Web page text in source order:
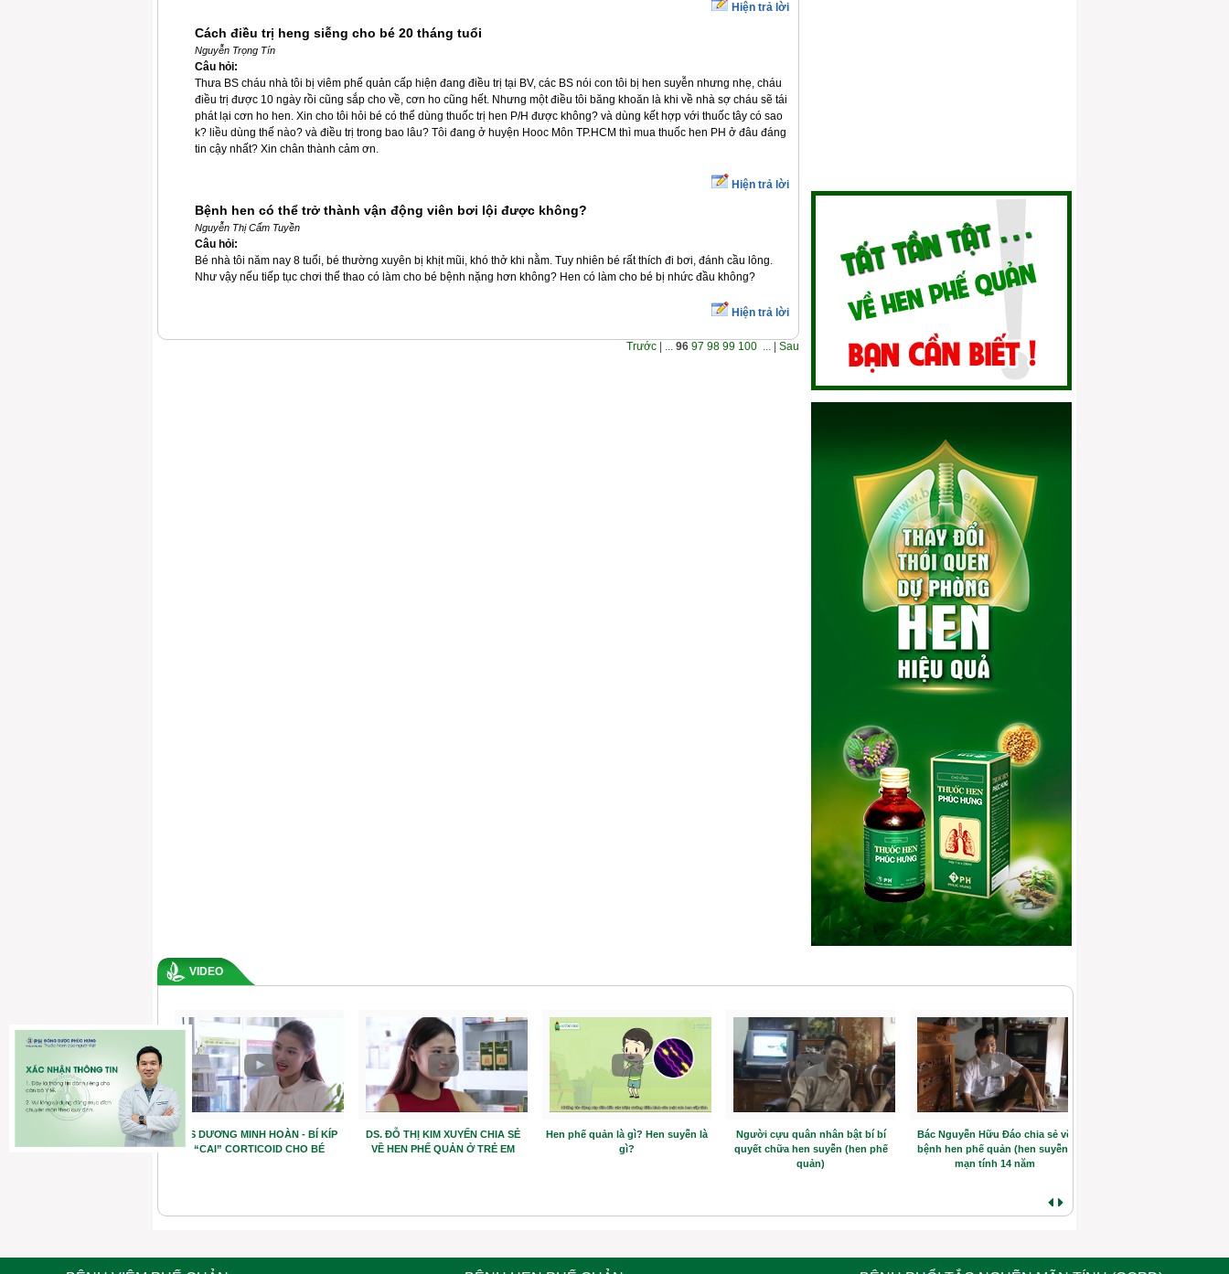
Hiện trả lời
Cách điều trị heng siễng cho bé 20 tháng tuổi
Nguyễn Trọng Tín
Câu hỏi:
Thưa BS cháu nhà tôi bị viêm phế quản cấp hiện đang điều trị tại BV, các BS nói con tôi bị hen suyễn nhưng nhẹ, cháu
điều trị được 10 ngày rồi cũng sắp cho về, cơn ho cũng hết. Nhưng một điều tôi băng khoăn là khi về nhà sợ cháu sẽ tái
phát lại cơn ho hen. Xin cho tôi hỏi bé có thể dùng thuốc trị hen P/H được không? và dùng kết hợp với thuốc tây có sao
k? liều dùng thế nào? và điều trị trong bao lâu? Tôi đang ở huyện Hooc Môn TP.HCM thì mua thuốc hen PH ở đâu đáng
tin cậy nhất? Xin chân thành cảm ơn.
Hiện trả lời
Bệnh hen có thể trở thành vận động viên bơi lội được không?
Nguyễn Thị Cẩm Tuyền
Câu hỏi:
Bé nhà tôi năm nay 8 tuổi, bé thường xuyên bị khịt mũi, khó thở khi nằm. Tuy nhiên bé rất thích đi bơi, đánh cầu lông.
Như vậy nếu tiếp tục chơi thể thao có làm cho bé bệnh nặng hơn không? Hen có làm cho bé bị nhức đầu không?
Hiện trả lời
Trước ... 96 97 98 99 100 ... Sau
hen
Điều trị dự phòng hen phế quản bằng
thuốc hen thảo dược
Xử lý cơn cấp tính đúng cách
Sai lầm trong điều trị hen phế quản
Hen phế quản và nỗi lo tác dụng phụ của
Kết hợp điều trị hen phế quản theo Đông
y & Tây y
VIDEO
Anh Trần Ngọc Lưu chia sẻ về
cuộc chiến tưởng chừng tuyệt
DS DƯƠNG MINH HOÀN - BÍ KÍP
“CAI” CORTICOID CHO BÉ
DS. ĐỖ THỊ KIM XUYẾN CHIA SẺ
VỀ HEN PHẾ QUẢN Ở TRẺ EM
Hen phế quản là gì? Hen suyễn là
gì?
Người cựu quân nhân bật bí bí
quyết chữa hen suyễn (hen phế
quản)
Bác Nguyễn Hữu Đáo chia sẻ về
bệnh hen phế quản (hen suyễn)
mạn tính 14 năm